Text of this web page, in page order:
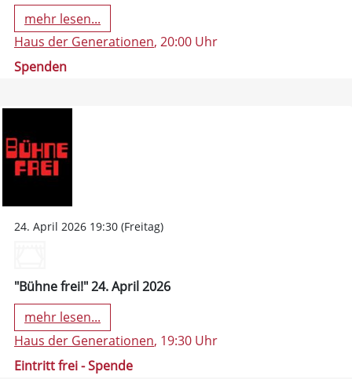
mehr lesen...
Haus der Generationen, 20:00 Uhr
Spenden
24. April 2026 19:30 (Freitag)
"Bühne frei!" 24. April 2026
mehr lesen...
Haus der Generationen, 19:30 Uhr
Eintritt frei - Spende